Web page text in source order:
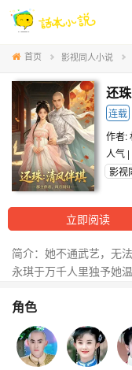
首页 影视同人小说
还
连载
作者:
人气 |
影视
立即阅读
简介：她不通武艺，无
永琪于万千人里独予她
共历一场轰轰烈烈的紫禁
（本人的作品内容跟原
样，有微服出巡也会走
好）
角色